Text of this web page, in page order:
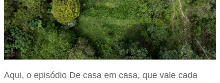
Aqui, o episódio De casa em casa, que vale cada